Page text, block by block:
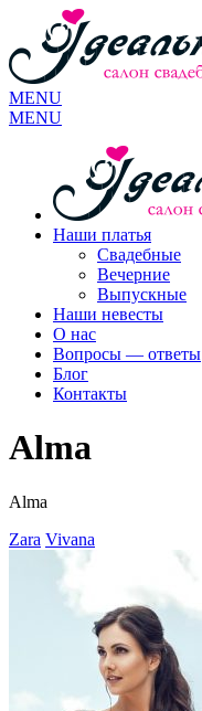
MENU
MENU
Наши платья
Свадебные
Вечерние
Выпускные
Наши невесты
О нас
Вопросы — ответы
Блог
Контакты
Alma
Alma
Zara Vivana